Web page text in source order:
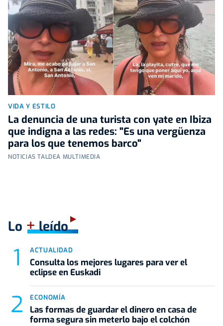
VIDA Y ESTILO
La denuncia de una turista con yate en Ibiza
que indigna a las redes: "Es una vergüenza
para los que tenemos barco"
NOTICIAS TALDEA MULTIMEDIA
Lo +leído
ACTUALIDAD
Consulta los mejores lugares para ver el
eclipse en Euskadi
ECONOMÍA
Las formas de guardar el dinero en casa de
forma segura sin meterlo bajo el colchón